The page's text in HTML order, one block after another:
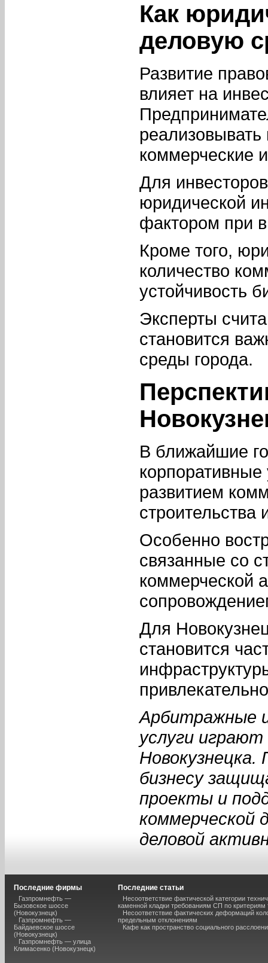
Как
деловую
Развитие
влияет на
коммерческие
Для
юридической
фактором при
Кроме того,
количество
устойчивость
Эксперты
становится
среды города.
В ближайшие
развитием
строительства
Особенно
связанные со
коммерческой
Для
становится
Арбитражные
услуги играют
Новокузнецка.
бизнесу
проекты и
коммерческой
деловой
Последние фирмы
Газпромнефть —
Бызовское шоссе
(Новокузнецк)
Газпромнефть —
Байдаевское шоссе
(Новокузнецк)
Газпромнефть — улица
Климасенко (Новокузнецк)
Последние статьи
Несоответствие фактической категории
каменной кладки требованиям СП по критериям
Несоответствие фактических деформаций
предельным отклонениям
Кафе как пространство социального